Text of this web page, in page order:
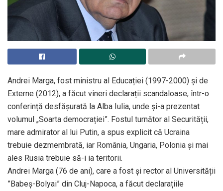
Andrei Marga, fost ministru al Educației (1997-2000) și de
Externe (2012), a făcut vineri declarații scandaloase, într-o
conferință desfășurată la Alba Iulia, unde și-a prezentat
volumul „Soarta democrației”. Fostul turnător al Securității,
mare admirator al lui Putin, a spus explicit că Ucraina
trebuie dezmembrată, iar România, Ungaria, Polonia și mai
ales Rusia trebuie să-i ia teritorii.
Andrei Marga (76 de ani), care a fost și rector al Universității
”Babeș-Bolyai” din Cluj-Napoca, a făcut declarațiile